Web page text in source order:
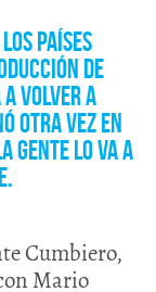
países
de
a volver a
otra vez en
gente lo va a
Cumbiero,
Mario